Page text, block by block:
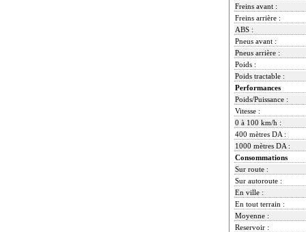
Freins avant :
Freins arrière :
ABS :
Pneus avant :
Pneus arrière :
Poids :
Poids tractable :
Performances
Poids/Puissance :
Vitesse :
0 à 100 km/h :
400 mètres DA :
1000 mètres DA :
Consommations
Sur route :
Sur autoroute :
En ville :
En tout terrain :
Moyenne :
Reservoir :